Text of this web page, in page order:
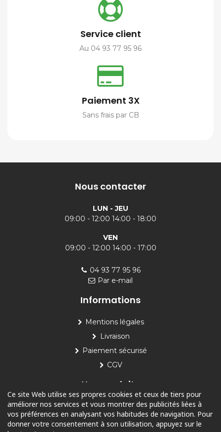
Service client
Au 04 93 77 95 96
Paiement 3X
Sans frais par CB
Nous contacter
LUN - JEU
09:00 - 12:00 14:00 - 18:00
VEN
09:00 - 12:00 14:00 - 17:00
04 93 77 95 96
Par e-mail
Informations
Mentions légales
Livraison
Paiement sécurisé
CGV
Nos produits
Piscine
Jardin
Ce site Web utilise ses propres cookies et ceux de tiers pour
améliorer nos services et vous montrer des publicités liées à
vos préférences en analysant vos habitudes de navigation. Pour
donner votre consentement à son utilisation, appuyez sur le